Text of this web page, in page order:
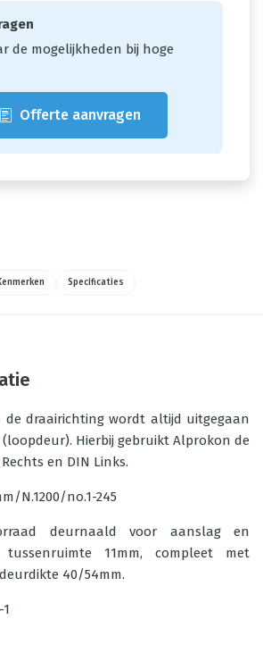
de mogelijkheden bij hoge
Offerte aanvragen
Specificaties
de draairichting wordt altijd uitgegaan
Hierbij gebruikt Alprokon de
en DIN Links.
N.1200/no.1-245
deurnaald voor aanslag en
11mm, compleet met
40/54mm.